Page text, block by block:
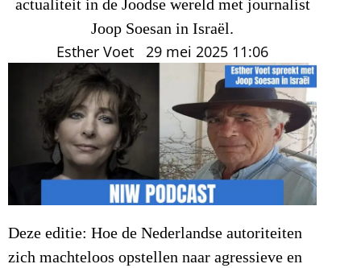
actualiteit in de Joodse wereld met journalist
Joop Soesan in Israël.
Esther Voet 29 mei 2025 11:06
Deze editie: Hoe de Nederlandse autoriteiten
zich machteloos opstellen naar agressieve en